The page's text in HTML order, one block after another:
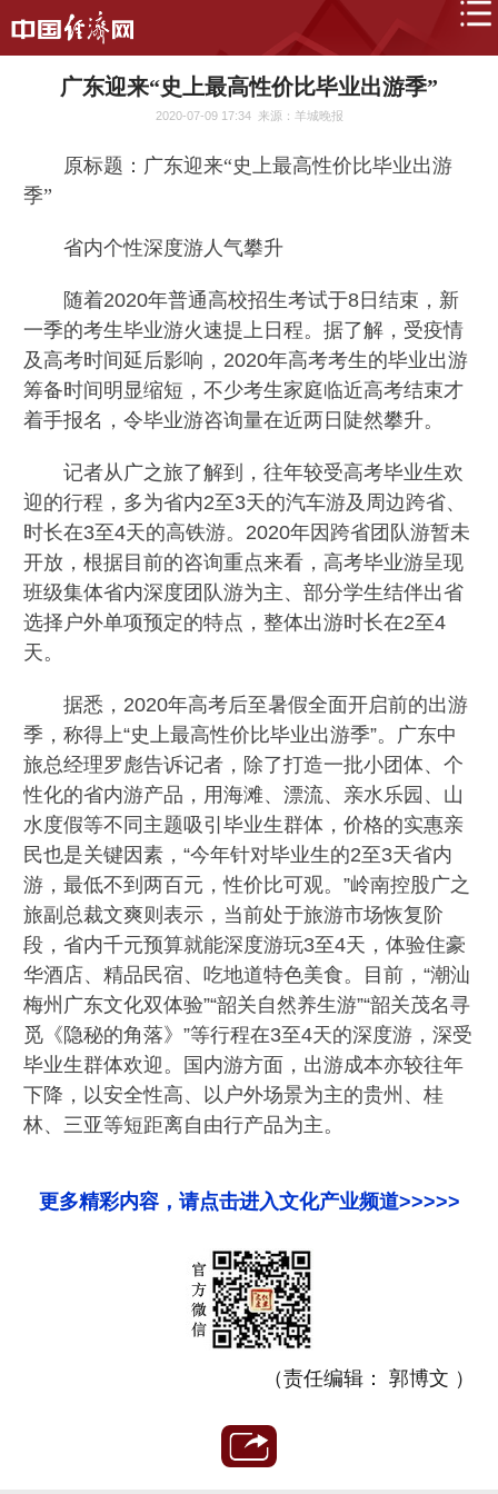
广东迎来“史上最高性价比毕业出游季”
2020-07-09 17:34 来源：羊城晚报
原标题：广东迎来“史上最高性价比毕业出游
季”
省内个性深度游人气攀升
随着2020年普通高校招生考试于8日结束，新
一季的考生毕业游火速提上日程。据了解，受疫情
及高考时间延后影响，2020年高考考生的毕业出游
筹备时间明显缩短，不少考生家庭临近高考结束才
着手报名，令毕业游咨询量在近两日陡然攀升。
记者从广之旅了解到，往年较受高考毕业生欢
迎的行程，多为省内2至3天的汽车游及周边跨省、
时长在3至4天的高铁游。2020年因跨省团队游暂未
开放，根据目前的咨询重点来看，高考毕业游呈现
班级集体省内深度团队游为主、部分学生结伴出省
选择户外单项预定的特点，整体出游时长在2至4
天。
据悉，2020年高考后至暑假全面开启前的出游
季，称得上“史上最高性价比毕业出游季”。广东中
旅总经理罗彪告诉记者，除了打造一批小团体、个
性化的省内游产品，用海滩、漂流、亲水乐园、山
水度假等不同主题吸引毕业生群体，价格的实惠亲
民也是关键因素，“今年针对毕业生的2至3天省内
游，最低不到两百元，性价比可观。”岭南控股广之
旅副总裁文爽则表示，当前处于旅游市场恢复阶
段，省内千元预算就能深度游玩3至4天，体验住豪
华酒店、精品民宿、吃地道特色美食。目前，“潮汕
梅州广东文化双体验”“韶关自然养生游”“韶关茂名寻
觅《隐秘的角落》”等行程在3至4天的深度游，深受
毕业生群体欢迎。国内游方面，出游成本亦较往年
下降，以安全性高、以户外场景为主的贵州、桂
林、三亚等短距离自由行产品为主。
更多精彩内容，请点击进入文化产业频道>>>>>
（责任编辑： 郭博文 ）